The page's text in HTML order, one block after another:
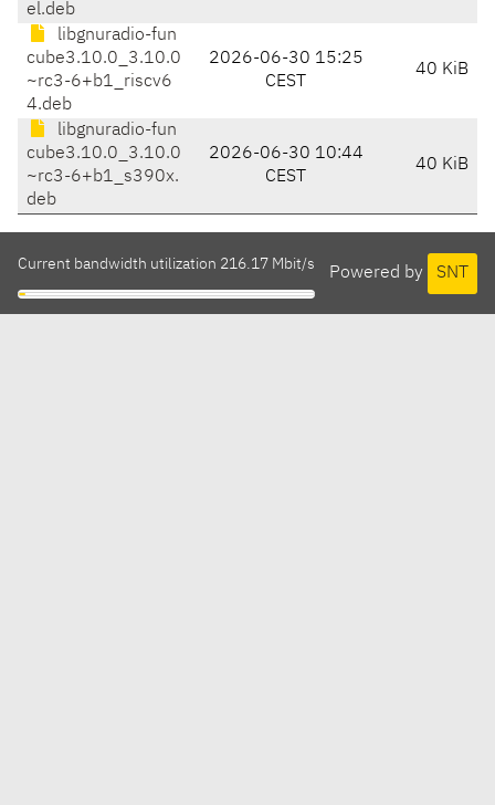
el.deb
libgnuradio-fun
cube3.10.0_3.10.0
~rc3-6+b1_riscv6
4.deb
2026-06-30 15:25
CEST
40 KiB
libgnuradio-fun
cube3.10.0_3.10.0
~rc3-6+b1_s390x.
deb
2026-06-30 10:44
CEST
40 KiB
Powered by SNT
Current bandwidth utilization 216.17 Mbit/s